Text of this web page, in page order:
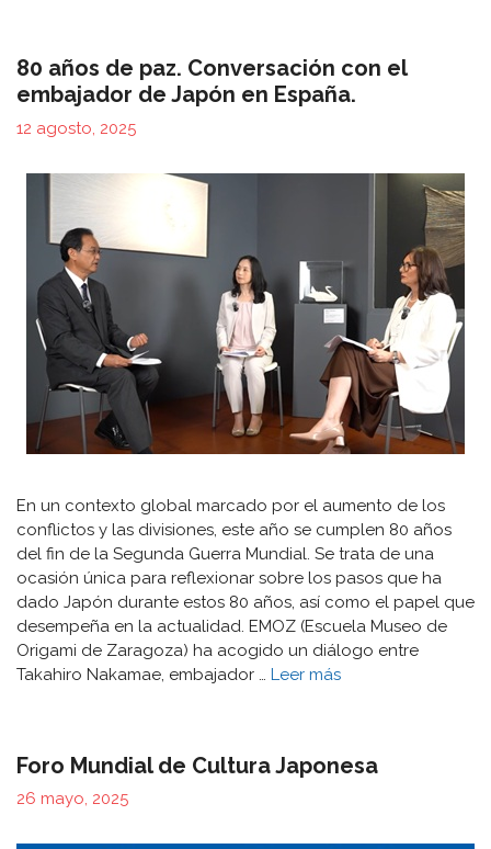
80 años de paz. Conversación con el
embajador de Japón en España.
12 agosto, 2025
En un contexto global marcado por el aumento de los
conflictos y las divisiones, este año se cumplen 80 años
del fin de la Segunda Guerra Mundial. Se trata de una
ocasión única para reflexionar sobre los pasos que ha
dado Japón durante estos 80 años, así como el papel que
desempeña en la actualidad. EMOZ (Escuela Museo de
Origami de Zaragoza) ha acogido un diálogo entre
Takahiro Nakamae, embajador … Leer más
Foro Mundial de Cultura Japonesa
26 mayo, 2025